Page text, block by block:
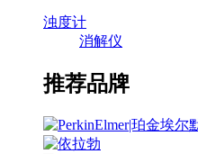
浊度计
消解仪
推荐品牌